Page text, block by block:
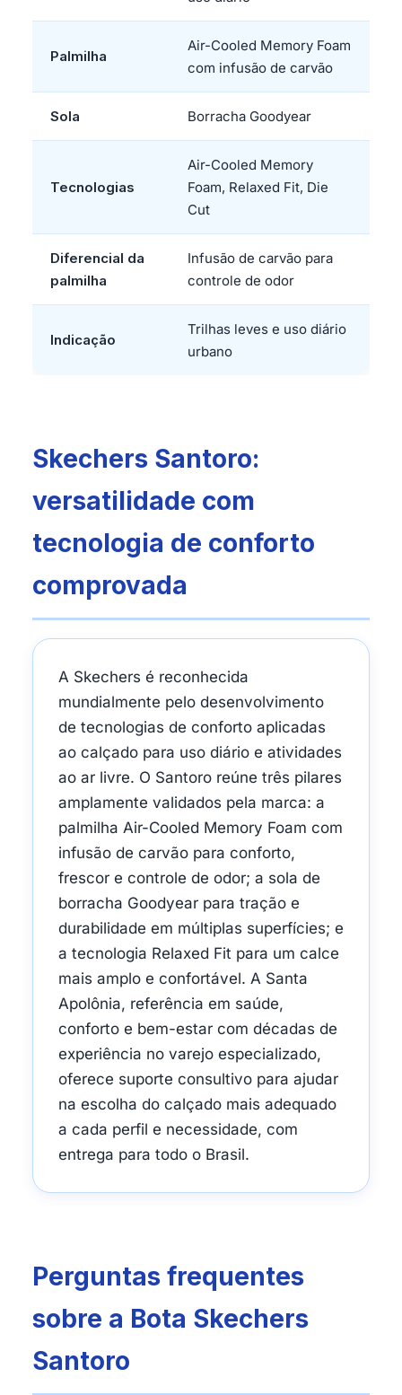
Palmilha
Air-Cooled Memory Foam
com infusão de carvão
Sola Borracha Goodyear
Tecnologias
Air-Cooled Memory
Foam, Relaxed Fit, Die
Cut
Diferencial da
palmilha
Infusão de carvão para
controle de odor
Indicação
Trilhas leves e uso diário
urbano
Skechers Santoro:
versatilidade com
tecnologia de conforto
comprovada
A Skechers é reconhecida
mundialmente pelo desenvolvimento
de tecnologias de conforto aplicadas
ao calçado para uso diário e atividades
ao ar livre. O Santoro reúne três pilares
amplamente validados pela marca: a
palmilha Air-Cooled Memory Foam com
infusão de carvão para conforto,
frescor e controle de odor; a sola de
borracha Goodyear para tração e
durabilidade em múltiplas superfícies; e
a tecnologia Relaxed Fit para um calce
mais amplo e confortável. A Santa
Apolônia, referência em saúde,
conforto e bem-estar com décadas de
experiência no varejo especializado,
oferece suporte consultivo para ajudar
na escolha do calçado mais adequado
a cada perfil e necessidade, com
entrega para todo o Brasil.
Perguntas frequentes
sobre a Bota Skechers
Santoro